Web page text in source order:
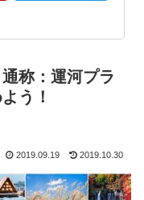
称：運河プラ
う！
2019.09.19 2019.10.30